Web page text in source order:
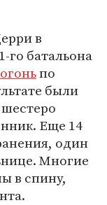
в
го батальона
по
были
Еще 14
один
Многие
в спину,